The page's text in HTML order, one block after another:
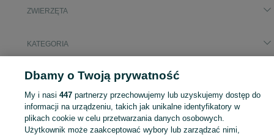
ZWIERZĘTA
KATEGORIA
Popularne wyszukiwania
Szukasz zwierzaka lub czegoś dla niego? ▶️ Przeglądaj kategorię Zwierzęta na OLX Mrągowo i znajdź to, czego potrzebujesz w atrakcyjnych cenach!
Dbamy o Twoją prywatność
My i nasi 447partnerzy przechowujemy lub uzyskujemy dostęp do
informacji na urządzeniu, takich jak unikalne identyfikatory w
plikach cookie w celu przetwarzania danych osobowych.
Użytkownik może zaakceptować wybory lub zarządzać nimi,